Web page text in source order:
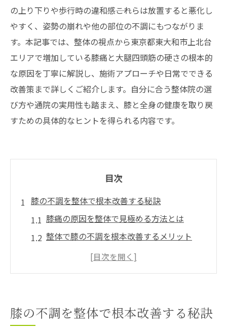
の上り下りや歩行時の違和感――これらは放置すると悪化し
やすく、姿勢の崩れや他の部位の不調にもつながりま
す。本記事では、整体の視点から東京都東大和市上北台
エリアで増加している膝痛と大腿四頭筋の硬さの根本的
な原因を丁寧に解説し、施術アプローチや日常でできる
改善策まで詳しくご紹介します。自分に合う整体院の選
び方や通院の実用性も踏まえ、膝と全身の健康を取り戻
すための具体的なヒントを得られる内容です。
目次
膝の不調を整体で根本改善する秘訣
膝痛の原因を整体で見極める方法とは
整体で膝の不調を根本改善するメリット
膝痛改善に必要な整体の施術内容を解説
整体による膝への負担軽減のポイント
太もも前の張り感と膝痛に整体が効果的な理由
膝の不調を整体で根本改善する秘訣